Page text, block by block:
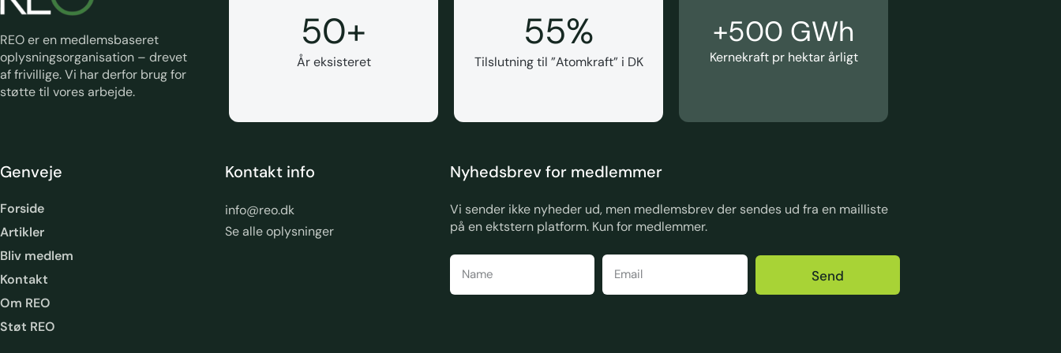
REO er en medlemsbaseret
oplysningsorganisation – drevet
af frivillige. Vi har derfor brug for
støtte til vores arbejde.
50+
År eksisteret
55%
Tilslutning til ”Atomkraft” i DK
+500 GWh
Kernekraft pr hektar årligt
Genveje
Forside
Artikler
Bliv medlem
Kontakt
Om REO
Støt REO
Kontakt info
info@reo.dk
Se alle oplysninger
Nyhedsbrev for medlemmer
Vi sender ikke nyheder ud, men medlemsbrev der sendes ud fra en mailliste
på en ektstern platform. Kun for medlemmer.
Send